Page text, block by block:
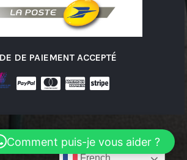
DE PAIEMENT ACCEPTÉ
ELECTRODIVERS | Powered by
ELECTRODIVERS
Comment puis-je vous aider ?